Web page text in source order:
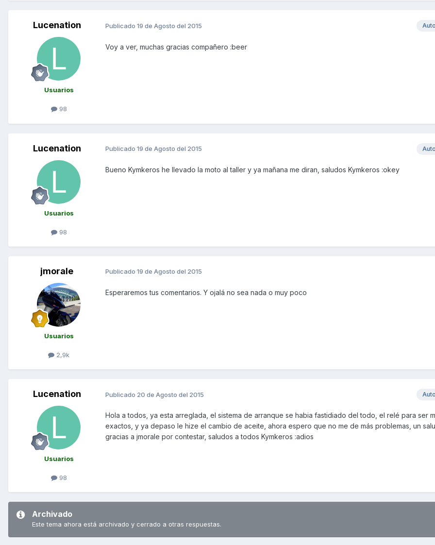
Lucenation
Usuarios
98
Publicado 19 de Agosto del 2015
Voy a ver, muchas gracias compañero :beer
Lucenation
Usuarios
98
Publicado 19 de Agosto del 2015
Bueno Kymkeros he llevado la moto al taller y ya mañana me diran, saludos Kymkeros :okey
jmorale
Usuarios
2,9k
Publicado 19 de Agosto del 2015
Esperaremos tus comentarios. Y ojalá no sea nada o muy poco
Lucenation
Usuarios
98
Publicado 20 de Agosto del 2015
Hola a todos, ya esta arreglada, el sistema de arranque se habia fastidiado del todo, el relé para ser
exactos, y ya depaso le hize el cambio de aceite, ahora espero que no me de más problemas, un
gracias a jmorale por contestar, saludos a todos Kymkeros :adios
Archivado
Este tema ahora está archivado y cerrado a otras respuestas.